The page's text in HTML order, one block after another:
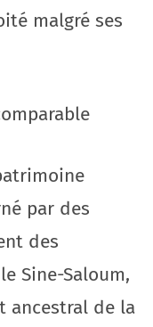
malgré ses
par des
des
Sine-Saloum,
ancestral de la